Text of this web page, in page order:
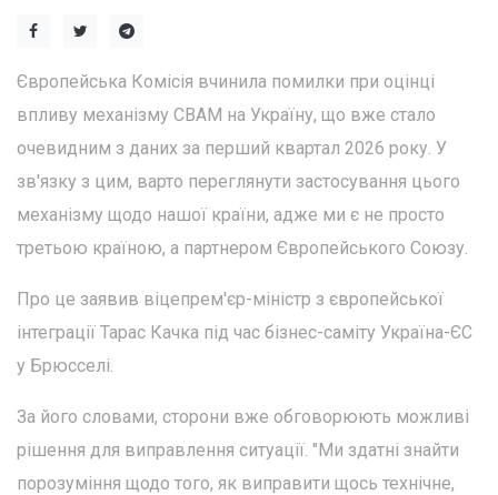
Європейська Комісія вчинила помилки при оцінці
впливу механізму CBAM на Україну, що вже стало
очевидним з даних за перший квартал 2026 року. У
зв'язку з цим, варто переглянути застосування цього
механізму щодо нашої країни, адже ми є не просто
третьою країною, а партнером Європейського Союзу.
Про це заявив віцепрем'єр-міністр з європейської
інтеграції Тарас Качка під час бізнес-саміту Україна-ЄС
у Брюсселі.
За його словами, сторони вже обговорюють можливі
рішення для виправлення ситуації. "Ми здатні знайти
порозуміння щодо того, як виправити щось технічне,